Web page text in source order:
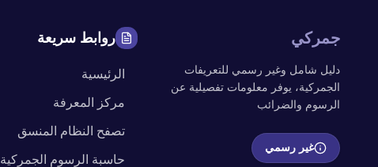
جمركي
دليل شامل وغير رسمي للتعريفات
الجمركية، يوفر معلومات تفصيلية عن
الرسوم والضرائب
غير رسمي
روابط سريعة
الرئيسية
مركز المعرفة
تصفح النظام المنسق
حاسبة الرسوم الجمركية